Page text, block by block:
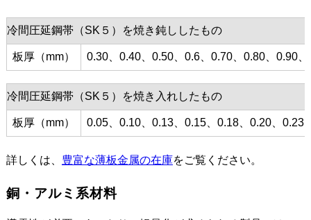
冷間圧延鋼帯（SK５）を焼き鈍ししたもの
板厚（mm） 0.30、0.40、0.50、0.6、0.70、0.80、0.90
冷間圧延鋼帯（SK５）を焼き入れしたもの
板厚（mm） 0.05、0.10、0.13、0.15、0.18、0.20、
詳しくは、 豊富な薄板金属の在庫をご覧ください。
銅・アルミ系材料